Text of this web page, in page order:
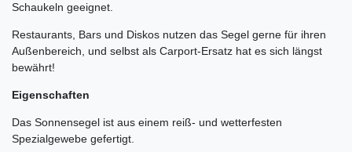
Schaukeln geeignet.
Restaurants, Bars und Diskos nutzen das Segel gerne für ihren
Außenbereich, und selbst als Carport-Ersatz hat es sich längst
bewährt!
Eigenschaften
Das Sonnensegel ist aus einem reiß- und wetterfesten
Spezialgewebe gefertigt.